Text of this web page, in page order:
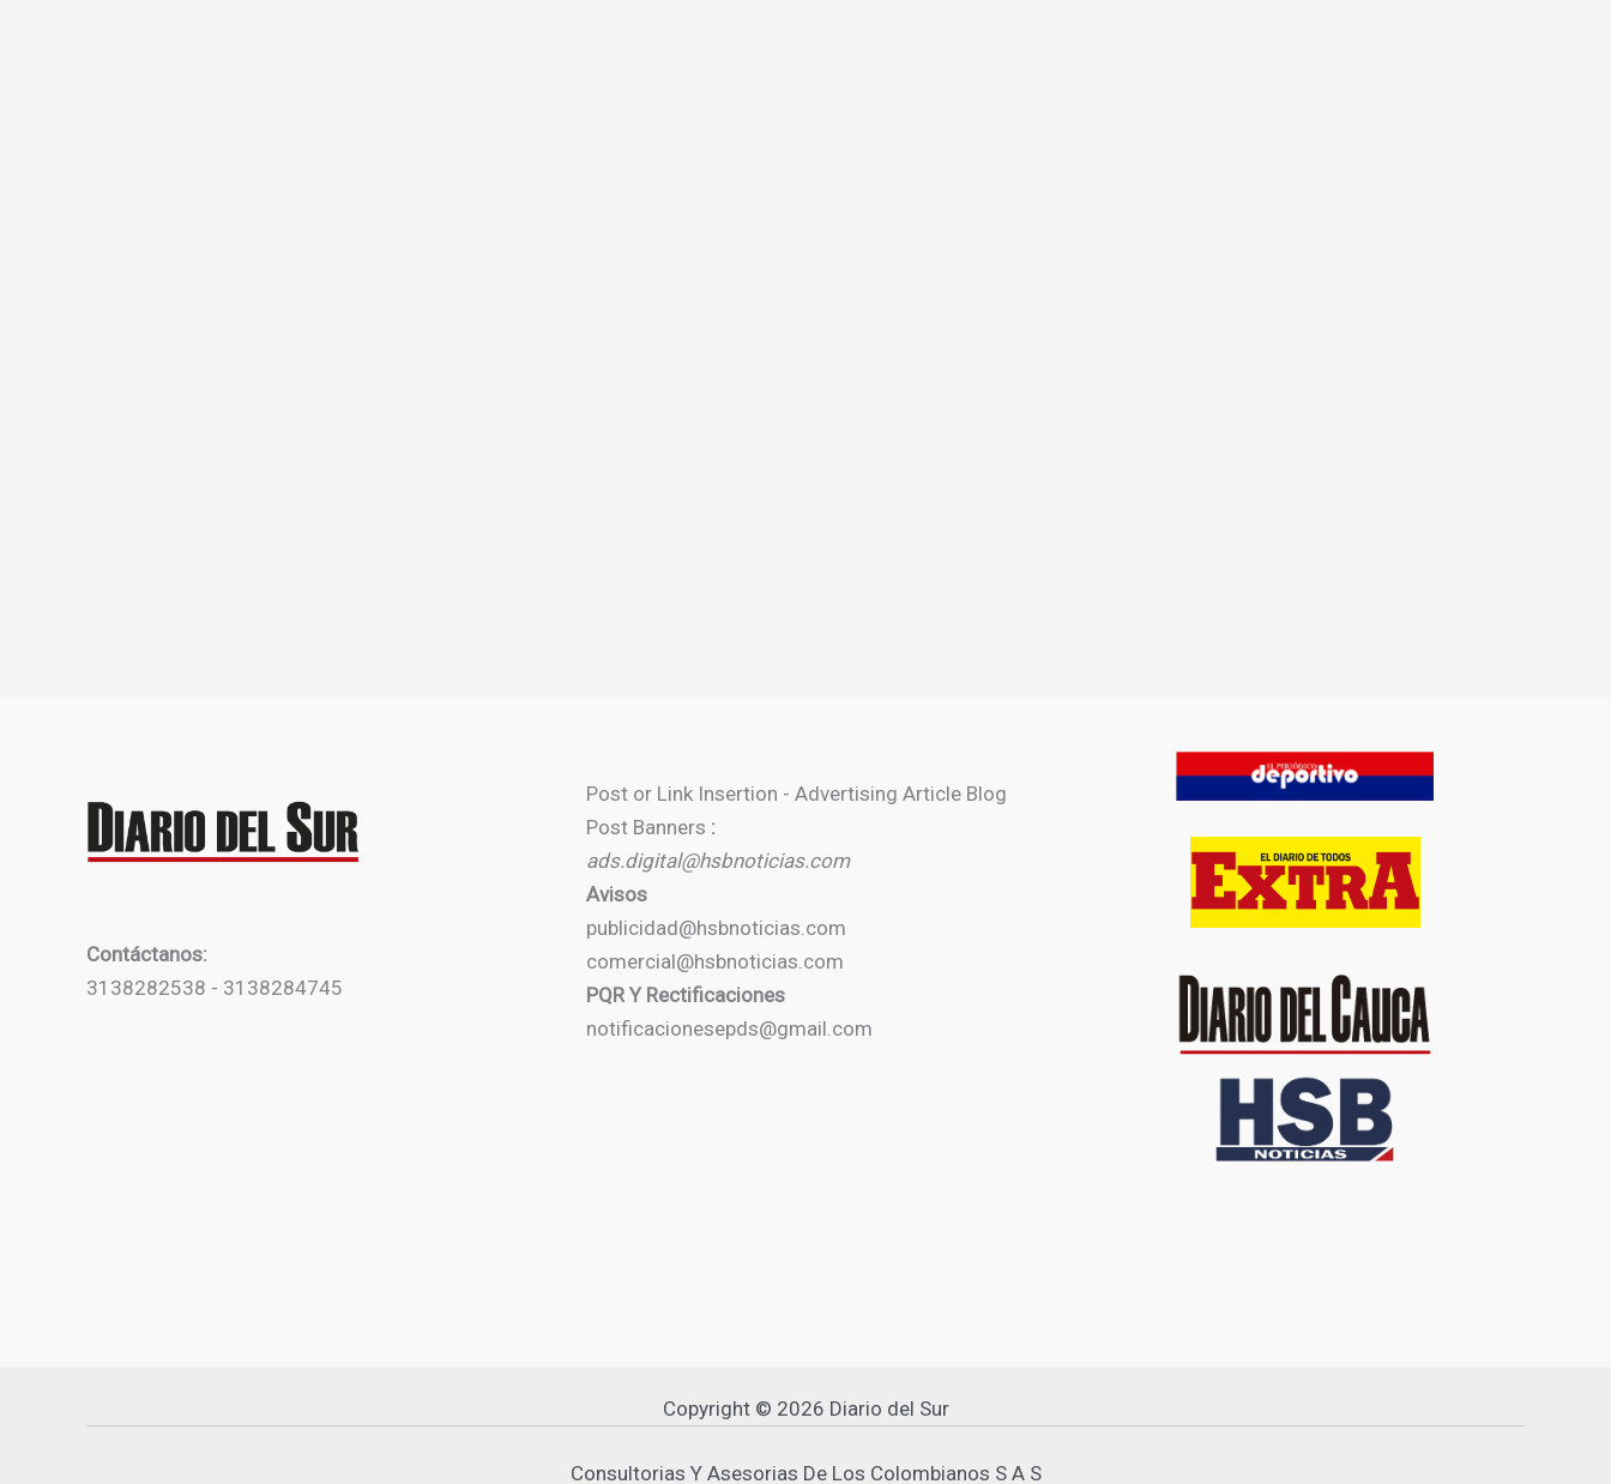
Contáctanos:
3138282538 - 3138284745
Post or Link Insertion - Advertising Article Blog
Post Banners :
ads.digital@hsbnoticias.com
Avisos
publicidad@hsbnoticias.com
comercial@hsbnoticias.com
PQR Y Rectificaciones
notificacionesepds@gmail.com
Copyright © 2026 Diario del Sur
Consultorias Y Asesorias De Los Colombianos S A S